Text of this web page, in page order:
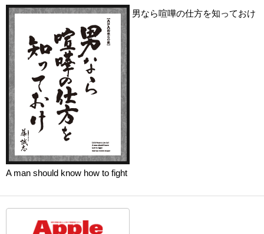
男なら喧嘩の仕方を知っておけ
A man should know how to fight